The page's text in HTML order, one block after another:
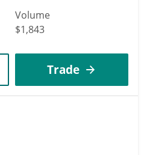
Volume
$1,843
Trade